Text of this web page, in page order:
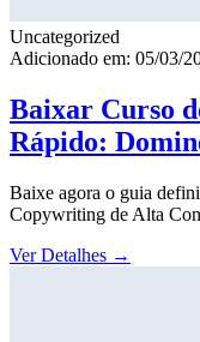
Uncategorized
Adicionado em: 05/03/
Baixar Curso
Rápido:
Baixe agora o guia
Copywriting de Alta
Ver Detalhes →